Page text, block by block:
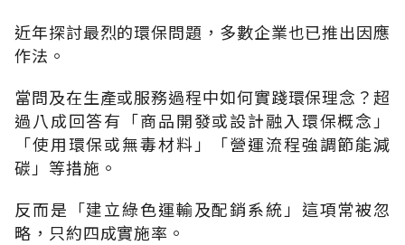
近年探討最烈的環保問題，多數企業也已推出因應
作法。
當問及在生產或服務過程中如何實踐環保理念？超
過八成回答有「商品開發或設計融入環保概念」
「使用環保或無毒材料」「營運流程強調節能減
碳」等措施。
反而是「建立綠色運輸及配銷系統」這項常被忽
略，只約四成實施率。